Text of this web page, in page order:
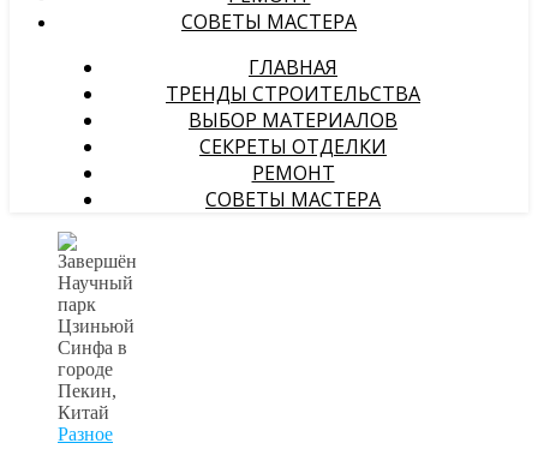
СОВЕТЫ МАСТЕРА
ГЛАВНАЯ
ТРЕНДЫ СТРОИТЕЛЬСТВА
ВЫБОР МАТЕРИАЛОВ
СЕКРЕТЫ ОТДЕЛКИ
РЕМОНТ
СОВЕТЫ МАСТЕРА
Разное